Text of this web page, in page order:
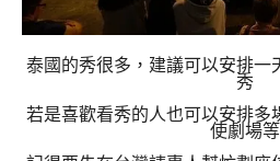
泰國的秀很多，建議可以安排一
秀
若是喜歡看秀的人也可以安排多
使劇場等